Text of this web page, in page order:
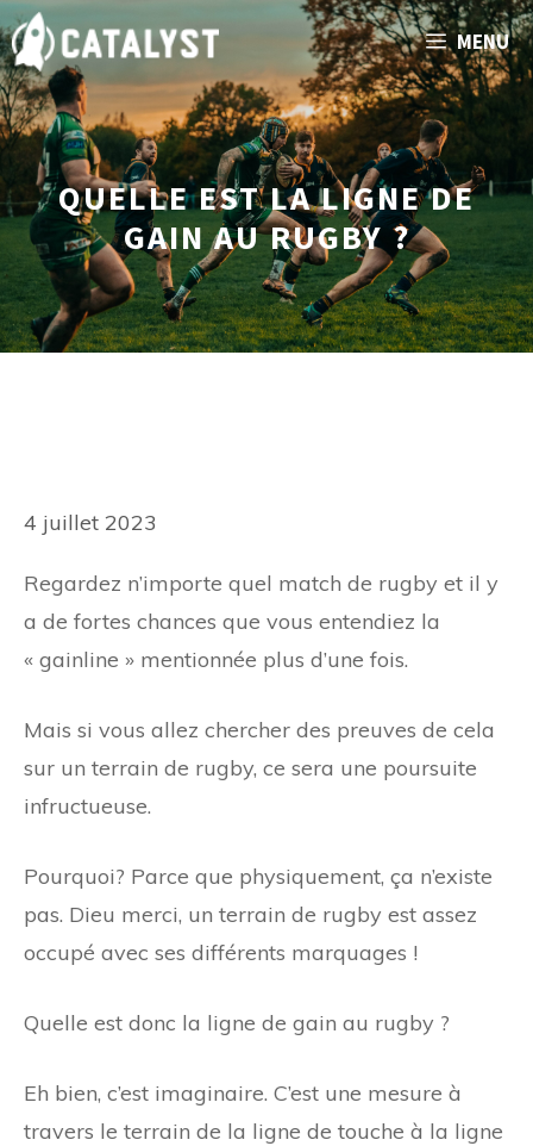
Aller
au
contenu
MENU
QUELLE EST LA LIGNE DE
GAIN AU RUGBY ?
4 juillet 2023
Regardez n’importe quel match de rugby et il y
a de fortes chances que vous entendiez la
« gainline » mentionnée plus d’une fois.
Mais si vous allez chercher des preuves de cela
sur un terrain de rugby, ce sera une poursuite
infructueuse.
Pourquoi? Parce que physiquement, ça n’existe
pas. Dieu merci, un terrain de rugby est assez
occupé avec ses différents marquages !
Quelle est donc la ligne de gain au rugby ?
Eh bien, c’est imaginaire. C’est une mesure à
travers le terrain de la ligne de touche à la ligne